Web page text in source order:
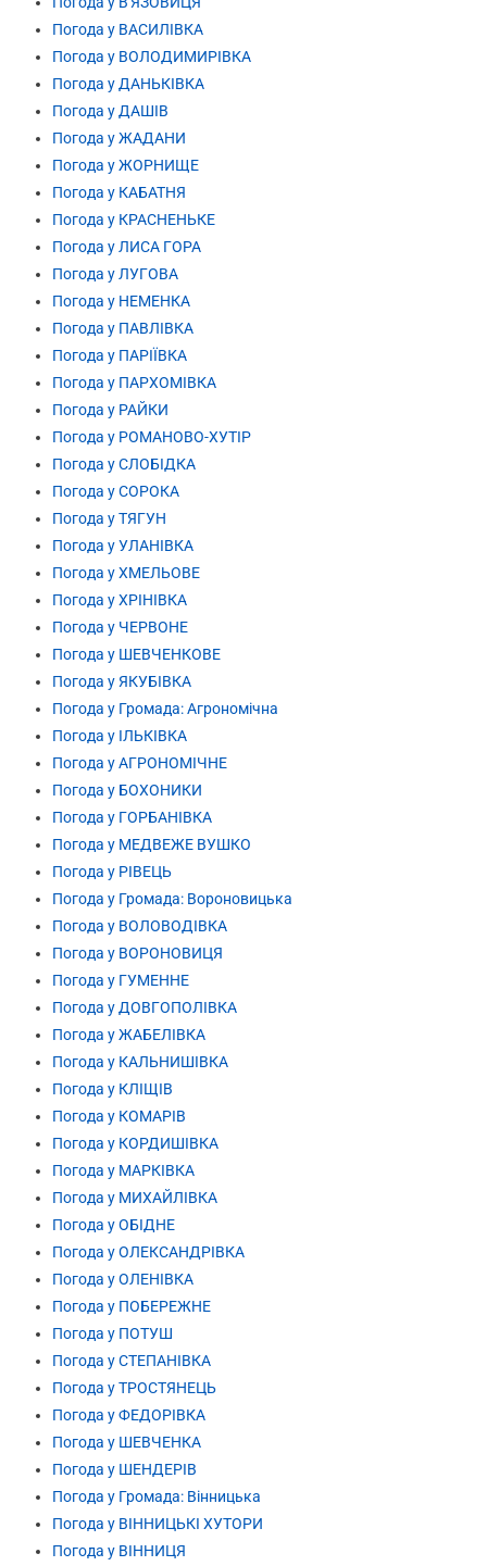
Погода у ВАСИЛІВКА
Погода у ВОЛОДИМИРІВКА
Погода у ДАНЬКІВКА
Погода у ДАШІВ
Погода у ЖАДАНИ
Погода у ЖОРНИЩЕ
Погода у КАБАТНЯ
Погода у КРАСНЕНЬКЕ
Погода у ЛИСА ГОРА
Погода у ЛУГОВА
Погода у НЕМЕНКА
Погода у ПАВЛІВКА
Погода у ПАРІЇВКА
Погода у ПАРХОМІВКА
Погода у РАЙКИ
Погода у РОМАНОВО-ХУТІР
Погода у СЛОБІДКА
Погода у СОРОКА
Погода у ТЯГУН
Погода у УЛАНІВКА
Погода у ХМЕЛЬОВЕ
Погода у ХРІНІВКА
Погода у ЧЕРВОНЕ
Погода у ШЕВЧЕНКОВЕ
Погода у ЯКУБІВКА
Погода у Громада: Агрономічна
Погода у ІЛЬКІВКА
Погода у АГРОНОМІЧНЕ
Погода у БОХОНИКИ
Погода у ГОРБАНІВКА
Погода у МЕДВЕЖЕ ВУШКО
Погода у РІВЕЦЬ
Погода у Громада: Вороновицька
Погода у ВОЛОВОДІВКА
Погода у ВОРОНОВИЦЯ
Погода у ГУМЕННЕ
Погода у ДОВГОПОЛІВКА
Погода у ЖАБЕЛІВКА
Погода у КАЛЬНИШІВКА
Погода у КЛІЩІВ
Погода у КОМАРІВ
Погода у КОРДИШІВКА
Погода у МАРКІВКА
Погода у МИХАЙЛІВКА
Погода у ОБІДНЕ
Погода у ОЛЕКСАНДРІВКА
Погода у ОЛЕНІВКА
Погода у ПОБЕРЕЖНЕ
Погода у ПОТУШ
Погода у СТЕПАНІВКА
Погода у ТРОСТЯНЕЦЬ
Погода у ФЕДОРІВКА
Погода у ШЕВЧЕНКА
Погода у ШЕНДЕРІВ
Погода у Громада: Вінницька
Погода у ВІННИЦЬКІ ХУТОРИ
Погода у ВІННИЦЯ